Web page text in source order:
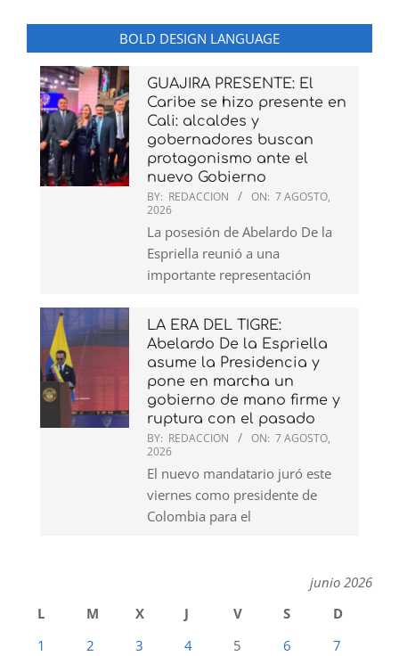
BOLD DESIGN LANGUAGE
GUAJIRA PRESENTE: El
Caribe se hizo presente en
Cali: alcaldes y
gobernadores buscan
protagonismo ante el
nuevo Gobierno
BY: REDACCION ON: 7 AGOSTO,
2026
La posesión de Abelardo De la
Espriella reunió a una
importante representación
LA ERA DEL TIGRE:
Abelardo De la Espriella
asume la Presidencia y
pone en marcha un
gobierno de mano firme y
ruptura con el pasado
BY: REDACCION ON: 7 AGOSTO,
2026
El nuevo mandatario juró este
viernes como presidente de
Colombia para el
junio 2026
L
M X J V S
D
1
2 3 4 5 6
7